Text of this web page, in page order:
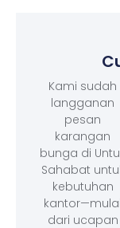
Kami sudah
langganan
pesan
karangan
bunga di
Sahabat
kebutuhan
kantor—mulai
dari ucapan